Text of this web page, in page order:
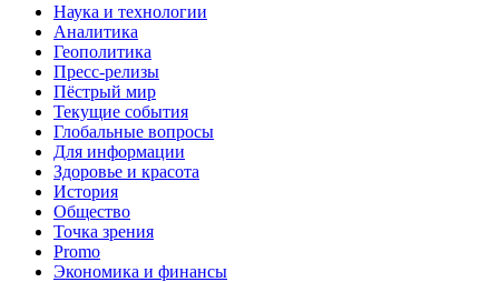
Наука и технологии
Аналитика
Геополитика
Пресс-релизы
Пёстрый мир
Текущие события
Глобальные вопросы
Для информации
Здоровье и красота
История
Общество
Точка зрения
Promo
Экономика и финансы